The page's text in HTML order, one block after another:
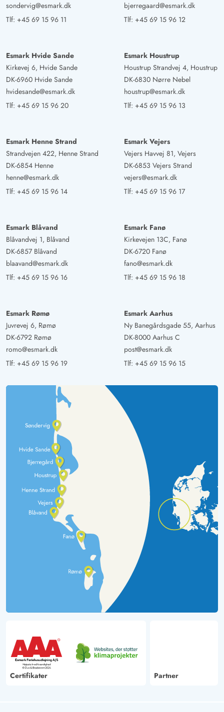
sondervig@esmark.dk
Tlf: +45 69 15 96 11
bjerregaard@esmark.dk
Tlf: +45 69 15 96 12
Esmark Hvide Sande
Kirkevej 6, Hvide Sande
DK-6960 Hvide Sande
hvidesande@esmark.dk
Tlf: +45 69 15 96 20
Esmark Houstrup
Houstrup Strandvej 4, Houstrup
DK-6830 Nørre Nebel
houstrup@esmark.dk
Tlf: +45 69 15 96 13
Esmark Henne Strand
Strandvejen 422, Henne Strand
DK-6854 Henne
henne@esmark.dk
Tlf: +45 69 15 96 14
Esmark Vejers
Vejers Havvej 81, Vejers
DK-6853 Vejers Strand
vejers@esmark.dk
Tlf: +45 69 15 96 17
Esmark Blåvand
Blåvandvej 1, Blåvand
DK-6857 Blåvand
blaavand@esmark.dk
Tlf: +45 69 15 96 16
Esmark Fanø
Kirkevejen 13C, Fanø
DK-6720 Fanø
fano@esmark.dk
Tlf: +45 69 15 96 18
Esmark Rømø
Juvrevej 6, Rømø
DK-6792 Rømø
romo@esmark.dk
Tlf: +45 69 15 96 19
Esmark Aarhus
Ny Banegårdsgade 55, Aarhus
DK-8000 Aarhus C
post@esmark.dk
Tlf: +45 69 15 96 15
Certifikater Partner